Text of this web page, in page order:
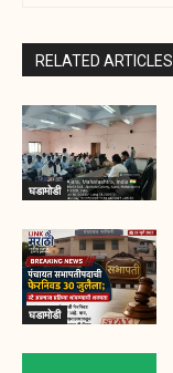
RELATED ARTICLES
घडामोडी
घडामोडी